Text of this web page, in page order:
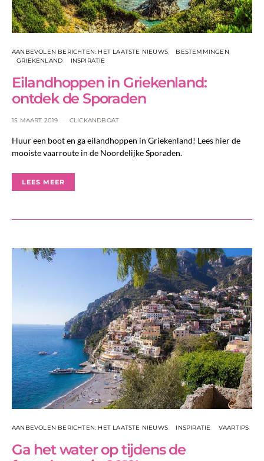
AANBEVOLEN BERICHTEN: HET LAATSTE NIEUWS
BESTEMMINGEN
GRIEKENLAND
INSPIRATIE
Eilandhoppen in Griekenland:
ontdek de Sporaden
15 MAART 2019 CLICKANDBOAT
Huur een boot en ga eilandhoppen in Griekenland! Lees hier de
mooiste vaarroute in de Noordelijke Sporaden.
LEES MEER
AANBEVOLEN BERICHTEN: HET LAATSTE NIEUWS INSPIRATIE VAARTIPS
Ga het water op tijdens de